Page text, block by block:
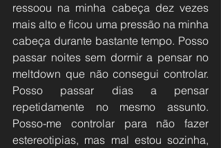
ressoou na minha cabeça dez vezes
mais alto e ficou uma pressão na minha
cabeça durante bastante tempo. Posso
passar noites sem dormir a pensar no
meltdown que não consegui controlar.
Posso passar dias a pensar
repetidamente no mesmo assunto.
Posso-me controlar para não fazer
estereotipias, mas mal estou sozinha,